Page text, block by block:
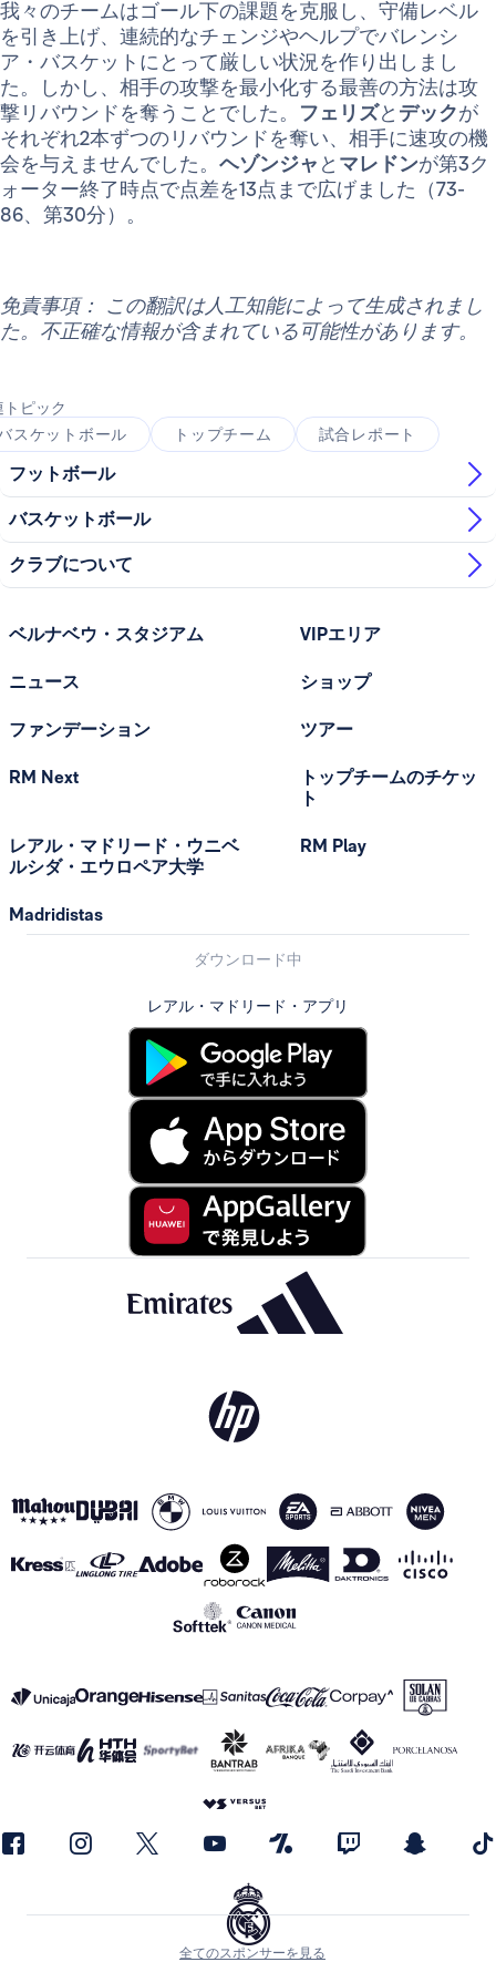
我々のチームはゴール下の課題を克服し、守備レベル
を引き上げ、連続的なチェンジやヘルプでバレンシ
ア・バスケットにとって厳しい状況を作り出しまし
た。しかし、相手の攻撃を最小化する最善の方法は攻
撃リバウンドを奪うことでした。 フェリズと デックが
それぞれ2本ずつのリバウンドを奪い、相手に速攻の機
会を与えませんでした。 ヘゾンジャ と マレドンが第3ク
ォーター終了時点で点差を13点まで広げました（73-
86、第30分）。
免責事項： この翻訳は人工知能によって生成されまし
た。不正確な情報が含まれている可能性があります。
トピック
スケットボール
トップチーム 試合レポート
フットボール
バスケットボール
クラブについて
ベルナベウ・スタジアム
ニュース
ファンデーション
RM Next
レアル・マドリード・ウニベ
ルシダ・エウロペア大学
Madridistas
VIPエリア
ショップ
ツアー
トップチームのチケッ
ト
RM Play
ダウンロード中
レアル・マドリード・アプリ
全てのスポンサーを見る